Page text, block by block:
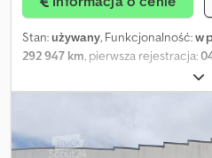
Stan:używany, Funkcjonalność:w
292 947 km, pierwsza rejestracja:
, godziny pracy:4
84.48, 480 KM, Euro 5. Manualna
Klimatyzacja, elektryczne szyby,
1 oś 30%, 2 oś 30%, 3 oś 30%, 4
całkowita: 40 ton. Przebieg: